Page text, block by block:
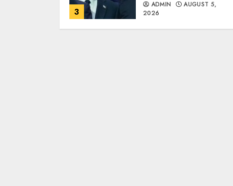
3
ADMIN
AUGUST 5,
2026